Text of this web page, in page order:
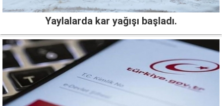
Yaylalarda kar yağışı başladı.